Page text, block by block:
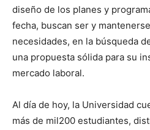
diseño de los planes y
fecha, buscan ser y
necesidades, en la búsqueda
una propuesta sólida para su
mercado laboral.
Al día de hoy, la Universidad
más de mil200 estudiantes,